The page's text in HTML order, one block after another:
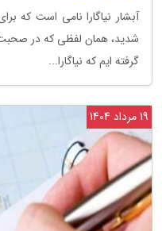
آبشار نیاگارا نامی است که
شدید، همان لفظی که در صحبت
گرفته ایم که نیاگارا...
19 مرداد 1404